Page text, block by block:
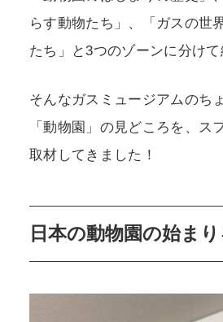
らす動物たち」、「ガスの世
たち」と3つのゾーンに分けて
そんなガスミュージアムのち
「動物園」の見どころを、ス
取材してきました！
日本の動物園の始ま